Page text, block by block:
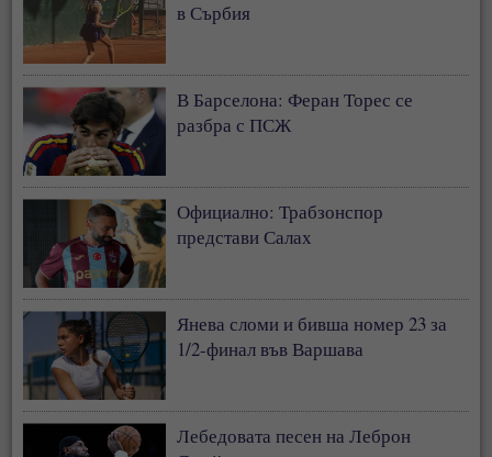
в Сърбия
В Барселона: Феран Торес се
разбра с ПСЖ
Официално: Трабзонспор
представи Салах
Янева сломи и бивша номер 23 за
1/2-финал във Варшава
Лебедовата песен на Леброн